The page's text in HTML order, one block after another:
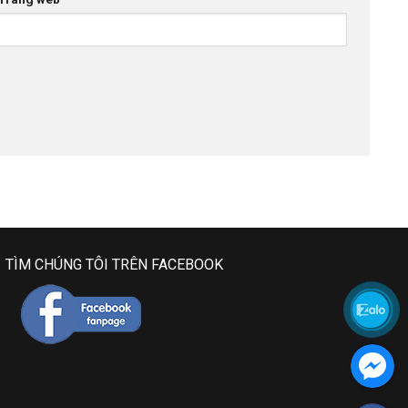
TÌM CHÚNG TÔI TRÊN FACEBOOK